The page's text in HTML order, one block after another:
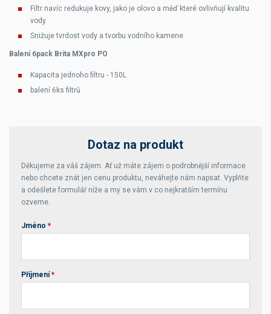
Filtr navíc redukuje kovy, jako je olovo a měď které ovlivňují kvalitu
vody
Snižuje tvrdost vody a tvorbu vodního kamene
Balení 6pack Brita MXpro PO
Kapacita jednoho filtru - 150L
balení 6ks filtrů
Dotaz na produkt
Děkujeme za váš zájem. Ať už máte zájem o podrobnější informace
nebo chcete znát jen cenu produktu, neváhejte nám napsat. Vyplňte
a odešlete formulář níže a my se vám v co nejkratším termínu
ozveme.
Jméno *
Příjmení *